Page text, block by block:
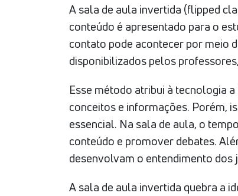
A sala de aula invertida (flipped
conteúdo é apresentado para o
contato pode acontecer por meio
disponibilizados pelos
Esse método atribui à tecnologia
conceitos e informações. Porém,
essencial. Na sala de aula, o
conteúdo e promover debates.
desenvolvam o entendimento
A sala de aula invertida quebra a